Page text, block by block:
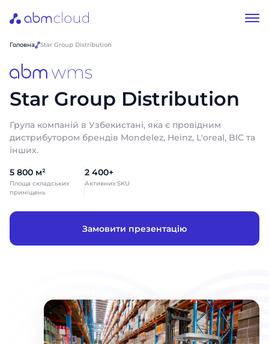
Головна Star Group Distribution
Star Group Distribution
Група компаній в Узбекистані, яка є провідним
дистрибутором брендів Mondelez, Heinz, L'oreal, BIC та
інших.
5 800 м²
Площа складських
приміщень
2 400+
Активних SKU
Замовити презентацію